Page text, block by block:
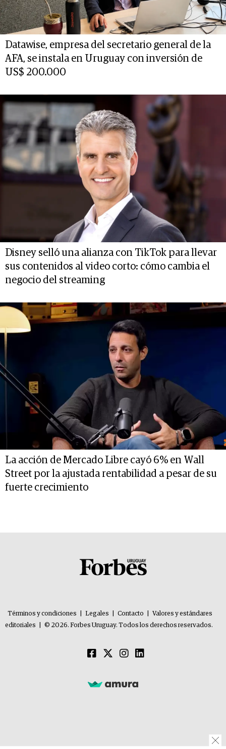
Datawise, empresa del secretario general de la
AFA, se instala en Uruguay con inversión de
US$ 200.000
Disney selló una alianza con TikTok para llevar
sus contenidos al video corto: cómo cambia el
negocio del streaming
La acción de Mercado Libre cayó 6% en Wall
Street por la ajustada rentabilidad a pesar de su
fuerte crecimiento
Términos y condiciones Legales Contacto
Valores y estándares
editoriales
© 2026. Forbes Uruguay. Todos los derechos reservados.